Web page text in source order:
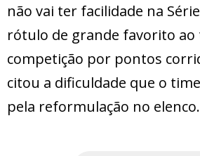
não vai ter facilidade na
rótulo de grande favorito
competição por pontos
citou a dificuldade que o
pela reformulação no elenco.